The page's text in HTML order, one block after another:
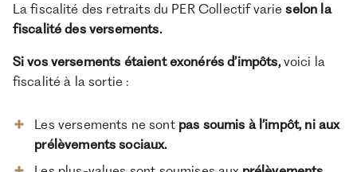
La fiscalité des retraits du PER Collectif varieselon la
fiscalité des versements.
Si vos versements étaient exonérés d’impôts,voici la
fiscalité à la sortie :
Les versements ne sont pas soumis à l’impôt, ni aux
prélèvements sociaux.